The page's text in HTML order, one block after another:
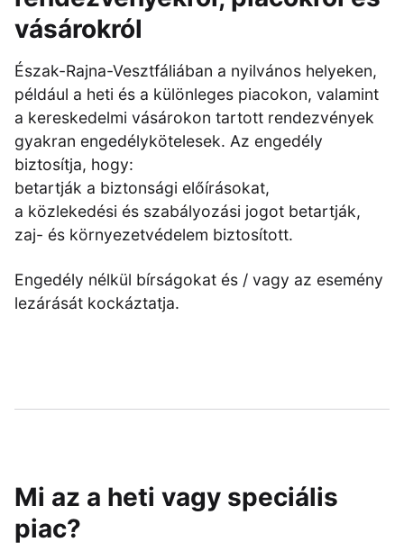
vásárokról
Észak-Rajna-Vesztfáliában a nyilvános helyeken,
például a heti és a különleges piacokon, valamint
a kereskedelmi vásárokon tartott rendezvények
gyakran engedélykötelesek. Az engedély
biztosítja, hogy:
betartják a biztonsági előírásokat,
a közlekedési és szabályozási jogot betartják,
zaj- és környezetvédelem biztosított.
Engedély nélkül bírságokat és / vagy az esemény
lezárását kockáztatja.
Mi az a heti vagy speciális
piac?